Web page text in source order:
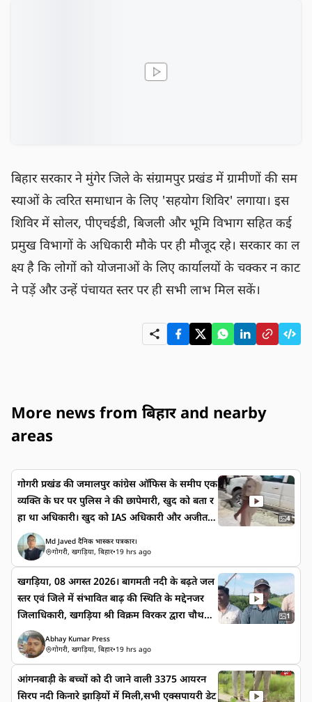
बिहार सरकार ने मुंगेर जिले के संग्रामपुर प्रखंड में ग्रामीणों की सम
स्याओं के त्वरित समाधान के लिए 'सहयोग शिविर' लगाया। इस
शिविर में सोलर, पीएचईडी, बिजली और भूमि विभाग सहित कई
प्रमुख विभागों के अधिकारी मौके पर ही मौजूद रहे। सरकार का ल
क्ष्य है कि लोगों को योजनाओं के लिए कार्यालयों के चक्कर न काट
ने पड़ें और उन्हें पंचायत स्तर पर ही सभी लाभ मिल सकें।
More news from बिहार and nearby
areas
गोगरी प्रखंड की जमालपुर कांग्रेस ऑफिस के समीप एक
व्यक्ति के घर पर पुलिस ने की छापेमारी, खुद को बता र
हा था अधिकारी। खुद को IAS अधिकारी और अजीत
डोभाल का एजेंट बताने वाले युवक के ठिकाने पर
छापेमारी, दो गाड़ियां जब्त गोगरी थाना क्षेत्र के जमालपुर
बाजार स्थित कांग्रेस कार्यालय के समीप वार्ड संख्या 31
में शनिवार को पुलिस और डीआईयू की संयुक्त टीम ने
छापेमारी की। कार्रवाई के दौरान मनीष कुमार गुप्ता उर्फ
चिक्कू नामक व्यक्ति के ठिकाने से दो वाहनों समेत कई
सामान जब्त किए गए। बताया जा रहा है कि उक्त व्य
क्ति कथित रूप से खुद को आईएएस अधिकारी बताता
था जानकारी के अनुसार, खगड़िया डीआईयू के संजीत
कुमार की टीम, गोगरी एसडीपीओ चंदन कुमार ठाकुर त
4
Md Javed दैनिक भास्कर पत्रकार।
गोगरी, खगड़िया, बिहार•19 hrs ago
खगड़िया, 08 अगस्त 2026। बागमती नदी के बढ़ते जल
स्तर एवं जिले में संभावित बाढ़ की स्थिति के मद्देनजर
जिलाधिकारी, खगड़िया श्री विक्रम विरकर द्वारा चौथम
एवं बेलदौर प्रखंड अंतर्गत विभिन्न संवेदनशील एवं कटाव
प्रभावित स्थलों का निरीक्षण किया गया। जिलाधिकारी ने
क्या कुछ कहा जरा सुनिए District Administratio
n, Khagaria - Bihar
1
Abhay Kumar Press
गोगरी, खगड़िया, बिहार•19 hrs ago
आंगनबाड़ी के बच्चों को दी जाने वाली 3375 आयरन
सिरप नदी किनारे झाड़ियों में मिली,सभी एक्सपायरी डेट